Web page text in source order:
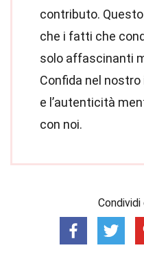
contributo.
che i fatti che
solo affascinanti
Confida nel
e l’autenticità
con noi.